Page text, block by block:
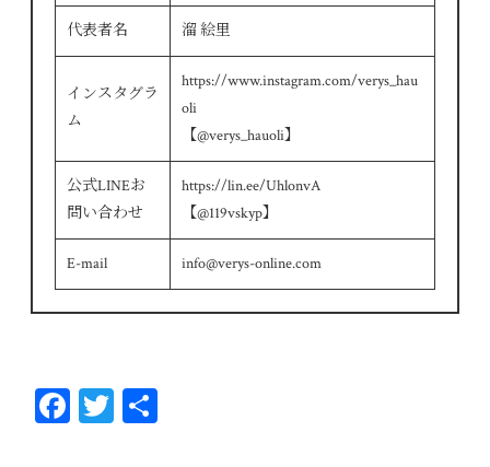
代表者名 溜 絵里
インスタグラ
ム
https://www.instagram.com/verys_hau
oli
【@verys_hauoli】
公式LINEお
問い合わせ
https://lin.ee/UhlonvA
【@119vskyp】
E-mail info@verys-online.com
Fa T